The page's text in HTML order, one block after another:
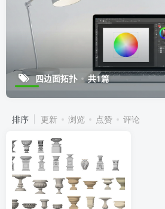
四边面拓扑 共1篇
排序 更新 浏览 点赞 评论